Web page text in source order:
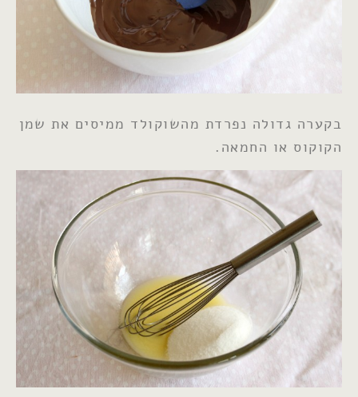
בקערה גדולה נפרדת מהשוקולד ממיסים את שמן
הקוקוס או החמאה.